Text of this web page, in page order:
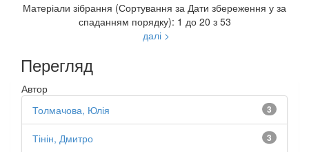
Матеріали зібрання (Сортування за Дати збереження у за
спаданням порядку): 1 до 20 з 53
далі >
Перегляд
Автор
3
Толмачова, Юлія
3
Тінін, Дмитро